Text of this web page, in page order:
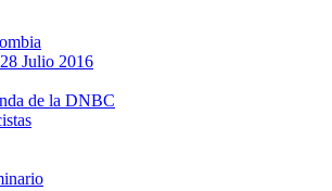
Julio 2016
de la DNBC